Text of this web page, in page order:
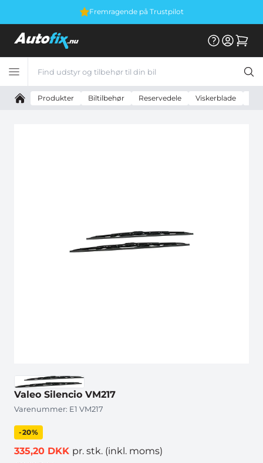
Fremragende på Trustpilot
Produkter Biltilbehør Reservedele Viskerblade
Valeo Silencio VM217
Varenummer: E1 VM217
-20%
335,20 DKK pr. stk. (inkl. moms)